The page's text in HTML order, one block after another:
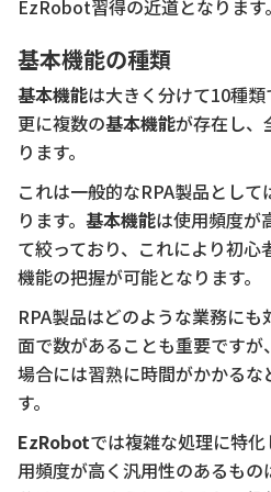
EzRobot習得の近道となります。
基本機能の種類
基本機能は大きく分けて10種類
更に複数の基本機能が存在し、
ります。
これは一般的なRPA製品とし
ります。 基本機能は使用頻度が
て絞っており、これにより初
機能の把握が可能となります。
RPA製品はどのような業務に
面で数があることも重要です
場合には習熟に時間がかかる
す。
EzRobotでは複雑な処理に特
用頻度が高く汎用性のあるもの